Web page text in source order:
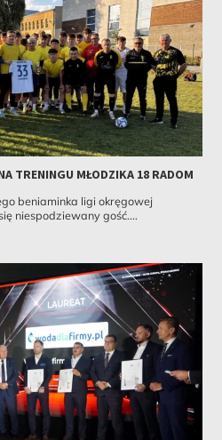
TRENINGU MŁODZIKA 18 RADOM
beniaminka ligi okręgowej
niespodziewany gość....